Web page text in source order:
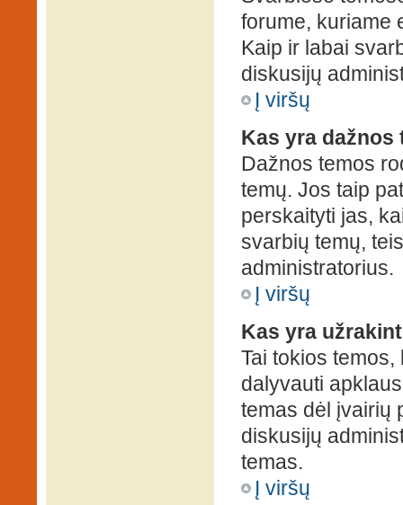
forume, kuriame
Kaip ir labai
diskusijų
Į viršų
Kas yra dažnos
Dažnos temos
temų. Jos taip
perskaityti jas,
svarbių temų,
administratorius.
Į viršų
Kas yra
Tai tokios
dalyvauti
temas dėl įvairių
diskusijų
temas.
Į viršų